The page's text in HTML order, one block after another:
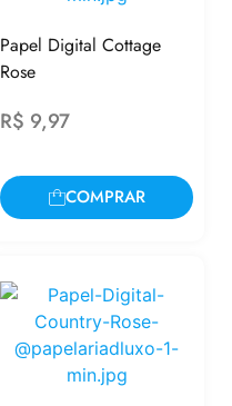
Papel Digital Cottage
Rose
R$ 9,97
COMPRAR